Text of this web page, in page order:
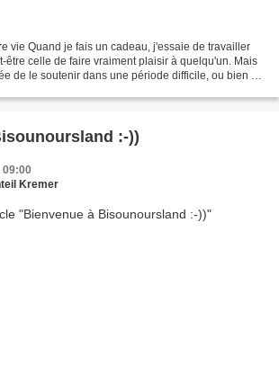
vie Quand je fais un cadeau, j'essaie de travailler
être celle de faire vraiment plaisir à quelqu'un. Mais
de le soutenir dans une période difficile, ou bien de
:-))
09:00
Kremer